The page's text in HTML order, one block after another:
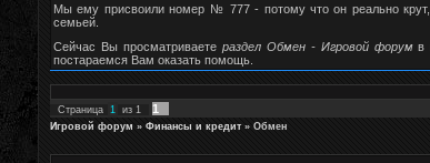
Мы ему присвоили номер № 777 - потому что он реально
семьей.
Сейчас Вы просматриваете раздел Обмен - Игровой форумв
постараемся Вам оказать помощь.
Страница 1 из 1 1
Игровой форум » Финансы и кредит » Обмен